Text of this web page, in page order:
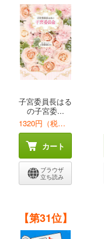
子宮委員長はる
の子宮委...
1320円（税込）
カート
ブラウザ
立ち読み
【第31位】